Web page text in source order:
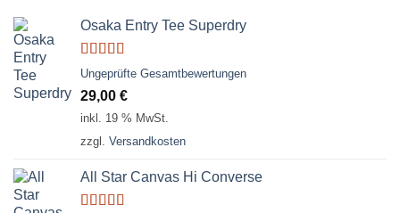
Osaka Entry Tee Superdry
Bewertet
mit 4.00
von 5
Ungeprüfte Gesamtbewertungen
29,00 €
inkl. 19 % MwSt.
zzgl. Versandkosten
All Star Canvas Hi Converse